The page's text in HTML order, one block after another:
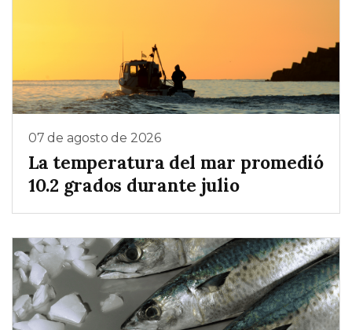
07 de agosto de 2026
La temperatura del mar promedió
10.2 grados durante julio